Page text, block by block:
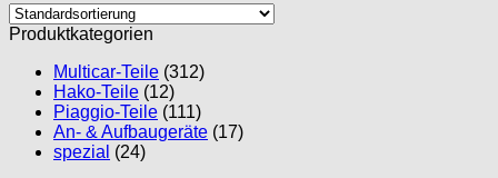
Produktkategorien
Multicar-Teile (312)
Hako-Teile (12)
Piaggio-Teile (111)
An- & Aufbaugeräte (17)
spezial (24)